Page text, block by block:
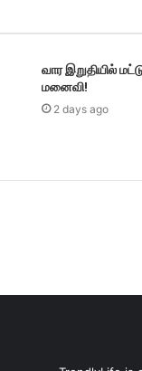
வார இறுதியில்
மனைவி!
2 days ago